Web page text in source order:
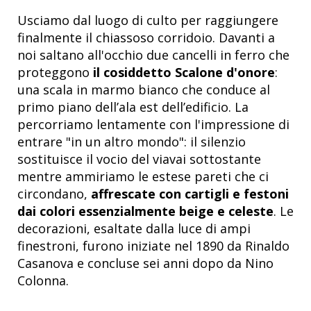
Usciamo dal luogo di culto per raggiungere
finalmente il chiassoso corridoio. Davanti a
noi saltano all'occhio due cancelli in ferro che
proteggono il cosiddetto Scalone d'onore:
una scala in marmo bianco che conduce al
primo piano dell’ala est dell’edificio. La
percorriamo lentamente con l'impressione di
entrare "in un altro mondo": il silenzio
sostituisce il vocio del viavai sottostante
mentre ammiriamo le estese pareti che ci
circondano, affrescate con cartigli e festoni
dai colori essenzialmente beige e celeste. Le
decorazioni, esaltate dalla luce di ampi
finestroni, furono iniziate nel 1890 da Rinaldo
Casanova e concluse sei anni dopo da Nino
Colonna.